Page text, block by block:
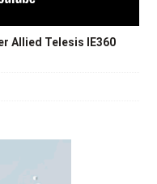
Allied Telesis IE360